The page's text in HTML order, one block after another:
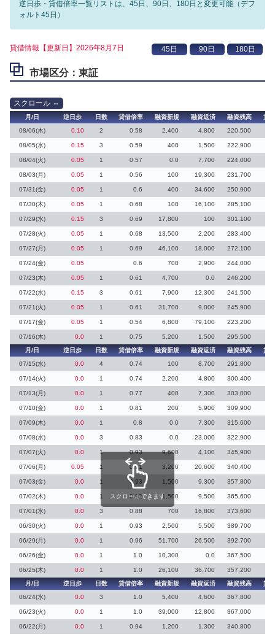
逆日歩・貸借倍率一覧リストは、45日、90日、180日と変更可能（デフ
ォルト45日）
貸借情報【更新日】2026年8月7日
市場区分：東証
月/日 逆日歩 日数 貸借倍率 融資新規 融資返済 融資残高
貸
08/06(木)
0.10 2 0.58 2,400 4,800 220,500
08/05(水) 0.15 3 0.59 400 1,500 222,900
08/04(火) 0.05 1 0.57 0.0 7,700 224,000
08/03(月) 0.05 1 0.56 100 19,300 231,700
07/31(金) 0.05 1 0.6 400 34,600 250,900
07/30(木) 0.05 1 0.68 100 16,100 285,100
07/29(水) 0.15 3 0.69 17,800 100 301,100
07/28(火) 0.05 1 0.68 13,500 2,200 283,400
07/27(月) 0.05 1 0.69 46,100 18,000 272,100
07/24(金) 0.05 0.6 700 2,900 244,000
07/23(木) 0.05 1 0.61 4,700 0.0 246,200
07/22(水) 0.15 3 0.61 7,900 12,300 241,500
07/21(火) 0.05 1 0.61 31,700 9,000 245,900
07/17(金) 0.05 1 0.54 6,800 79,100 223,200
07/16(木) 0.0 1 0.75 5,200 1,500
295,500
月/日
逆日歩 日数 貸借倍率 融資新規 融資返済 融資残高
貸
07/15(水)
0.0 4 0.74 100 8,700 291,800
07/14(火) 0.0 1 0.74 2,200 4,800 300,400
07/13(月) 0.0 1 0.77 400 7,300 303,000
07/10(金) 0.0 1 0.81 200 5,900 309,900
07/09(木) 0.0 1 0.8 0.0 7,300 315,600
07/08(水) 0.0 3 0.83 0.0 23,000 322,900
07/07(火) 0.0 1 0.93 9,600 4,100 345,900
07/06(月) 0.05 1 0.91 3,200 20,600 340,400
07/03(金) 0.0 1 0.93 1,500 9,300 357,800
07/02(木) 0.0 1 0.92 1,500 9,500 365,600
07/01(水) 0.0 3 0.88 700 16,800 373,600
06/30(火) 0.0 1 0.93 2,500 5,500 389,700
06/29(月) 0.0 1 0.96 51,700 26,500 392,700
06/26(金) 0.0 1 1.0 10,300 0.0 367,500
06/25(木) 0.0 1 1.0 26,100 36,700
357,200
月/日
逆日歩 日数 貸借倍率 融資新規 融資返済 融資残高
貸
06/24(水)
0.0 3 1.0 5,400 4,600 367,800
06/23(火) 0.0 1 1.0 39,000 12,800 367,000
06/22(月) 0.0 1 0.94 1,200 1,300 340,800
スクロールできます